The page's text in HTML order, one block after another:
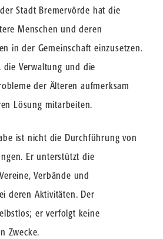
Stadt Bremervörde hat die
Menschen und deren
in der Gemeinschaft einzusetzen.
die Verwaltung und die
der Älteren aufmerksam
Lösung mitarbeiten.
ist nicht die Durchführung von
Er unterstützt die
Verbände und
deren Aktivitäten. Der
er verfolgt keine
Zwecke.